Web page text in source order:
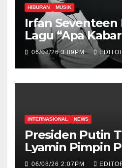
HIBURAN MUSIK
Irfan Seventeen
Lagu “Apa
Versi Terbaru
06/08/26 3:09PM
INTERNASIONAL NEWS
Presiden Putin
Lyamin Pimpin
Drone Rusia
06/08/26 2:07PM